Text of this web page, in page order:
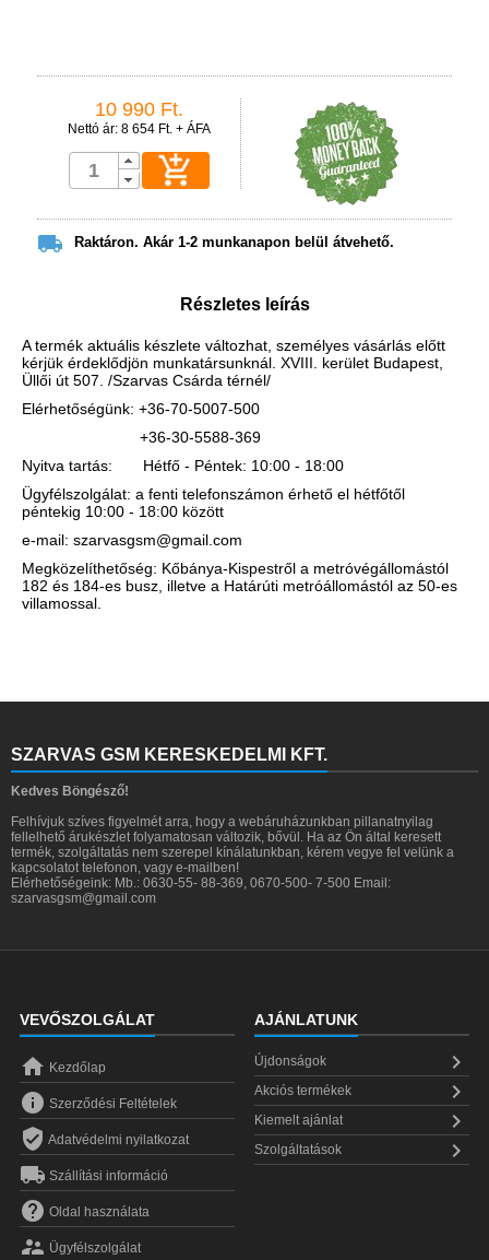
10 990 Ft.
Nettó ár: 8 654 Ft. + ÁFA

 Raktáron. Akár 1-2 munkanapon belül átvehető.
Részletes leírás
A termék aktuális készlete változhat, személyes vásárlás előtt
kérjük érdeklődjön munkatársunknál. XVIII. kerület Budapest,
Üllői út 507. /Szarvas Csárda térnél/
Elérhetőségünk: +36-70-5007-500
+36-30-5588-369
Nyitva tartás: Hétfő - Péntek: 10:00 - 18:00
Ügyfélszolgálat: a fenti telefonszámon érhető el hétfőtől
péntekig 10:00 - 18:00 között
e-mail: szarvasgsm@gmail.com
Megközelíthetőség: Kőbánya-Kispestről a metróvégállomástól
182 és 184-es busz, illetve a Határúti metróállomástól az 50-es
villamossal.
SZARVAS GSM KERESKEDELMI KFT.
Kedves Böngésző!
Felhívjuk szíves figyelmét arra, hogy a webáruházunkban pillanatnyilag
fellelhető árukészlet folyamatosan változik, bővül. Ha az Ön által keresett
termék, szolgáltatás nem szerepel kínálatunkban, kérem vegye fel velünk a
kapcsolatot telefonon, vagy e-mailben!
Elérhetőségeink: Mb.: 0630-55- 88-369, 0670-500- 7-500 Email:
szarvasgsm@gmail.com
VEVŐSZOLGÁLAT
 Kezdőlap
 Szerződési Feltételek
 Adatvédelmi nyilatkozat
 Szállítási információ
 Oldal használata
 Ügyfélszolgálat
AJÁNLATUNK
Újdonságok 
Akciós termékek 
Kiemelt ajánlat 
Szolgáltatások 